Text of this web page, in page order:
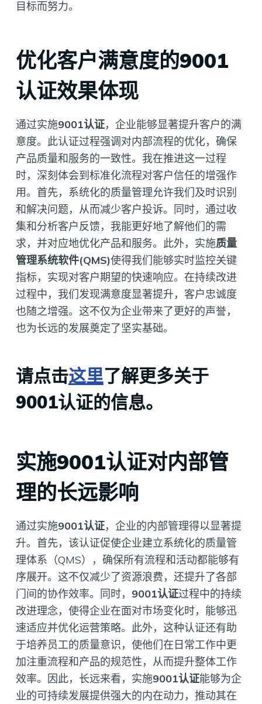
目标而努力。
优化客户满意度的9001
认证效果体现
通过实施9001认证，企业能够显著提升客户的满
意度。此认证过程强调对内部流程的优化，确保
产品质量和服务的一致性。我在推进这一过程
时，深刻体会到标准化流程对客户信任的增强作
用。首先，系统化的质量管理允许我们及时识别
和解决问题，从而减少客户投诉。同时，通过收
集和分析客户反馈，我能更好地了解他们的需
求，并对应地优化产品和服务。此外，实施质量
管理系统软件(QMS)使得我们能够实时监控关键
指标，实现对客户期望的快速响应。在持续改进
过程中，我们发现满意度显著提升，客户忠诚度
也随之增强。这不仅为企业带来了更好的声誉，
也为长远的发展奠定了坚实基础。
请点击这里了解更多关于
9001认证的信息。
实施9001认证对内部管
理的长远影响
通过实施9001认证，企业的内部管理得以显著提
升。首先，该认证促使企业建立系统化的质量管
理体系（QMS），确保所有流程和活动都能够有
序展开。这不仅减少了资源浪费，还提升了各部
门间的协作效率。同时， 9001认证过程中的持续
改进理念，使得企业在面对市场变化时，能够迅
速适应并优化运营策略。此外，这种认证还有助
于培养员工的质量意识，使他们在日常工作中更
加注重流程和产品的规范性，从而提升整体工作
效率。因此，长远来看，实施9001认证能够为企
业的可持续发展提供强大的内在动力，推动其在